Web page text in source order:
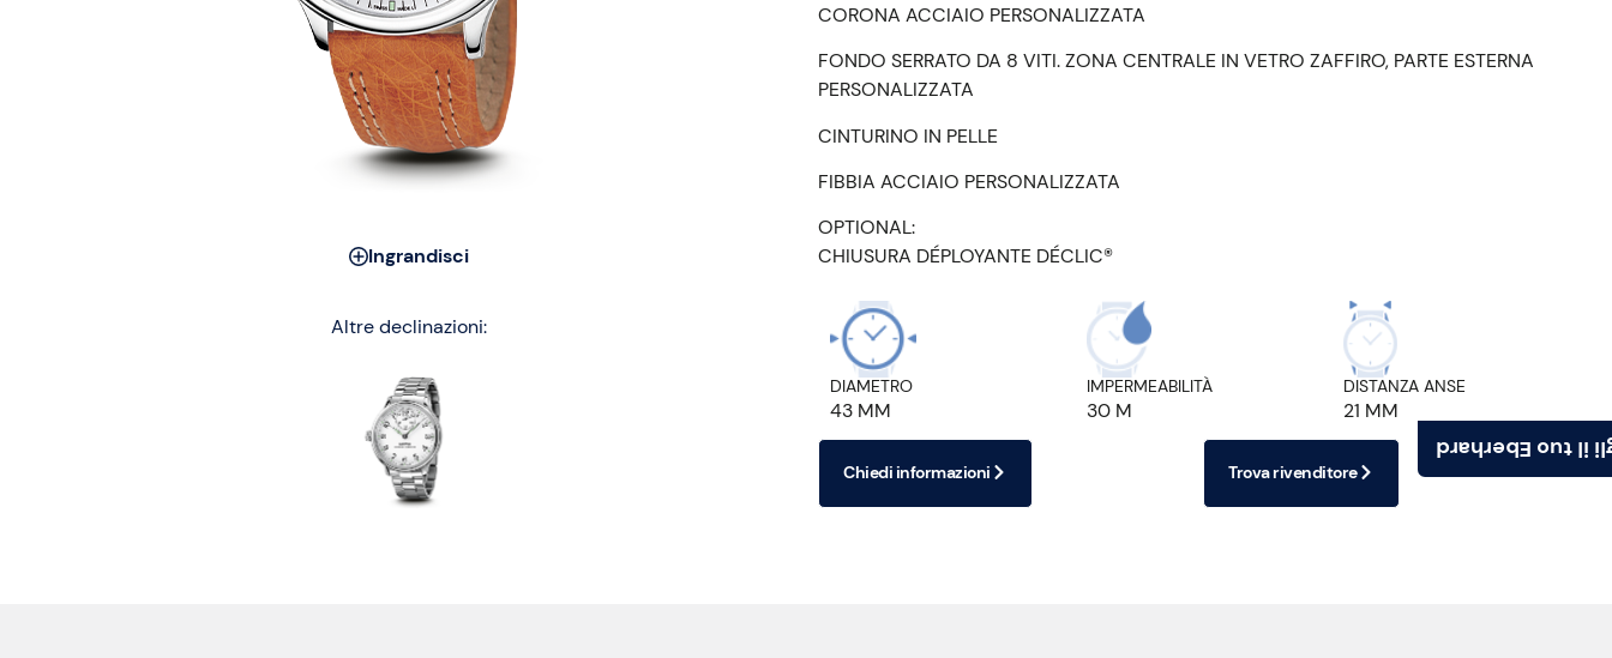
Scegli il tuo
Ingrandisci
Altre declinazioni:
CORONA ACCIAIO PERSONALIZZATA
FONDO SERRATO DA 8 VITI. ZONA CENTRALE IN VETRO ZAFFIRO, PARTE ESTERNA
PERSONALIZZATA
CINTURINO IN PELLE
FIBBIA ACCIAIO PERSONALIZZATA
OPTIONAL:
CHIUSURA DÉPLOYANTE DÉCLIC®
DIAMETRO
43 MM
IMPERMEABILITÀ
30 M
DISTANZA ANSE
21 MM
Chiedi informazioni Trova rivenditore